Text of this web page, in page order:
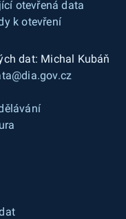
otevřená data
k otevření
dat: Michal Kubáň